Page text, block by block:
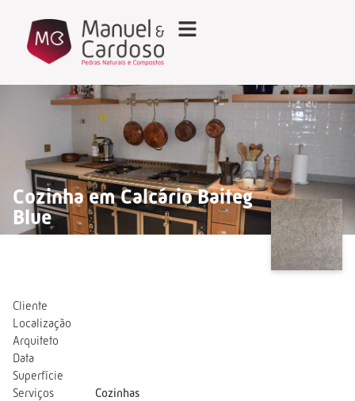
Cozinha em Calcário Baiteg
Blue
Cliente
Localização
Arquiteto
Data
Superfície
Serviços
Cozinhas